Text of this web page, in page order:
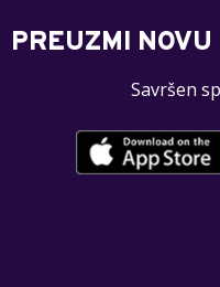
PREUZMI
Savršen